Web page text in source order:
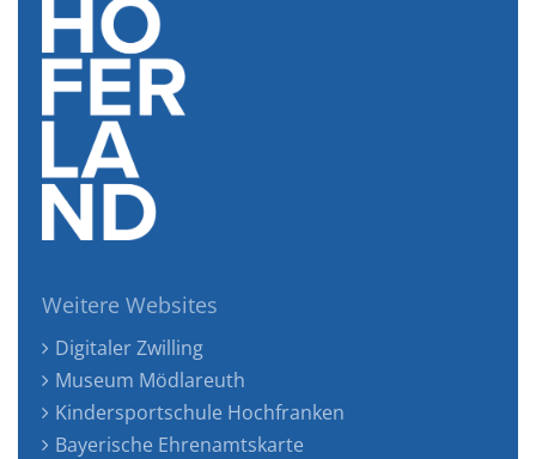
Weitere Websites
Digitaler Zwilling
Museum Mödlareuth
Kindersportschule Hochfranken
Bayerische Ehrenamtskarte